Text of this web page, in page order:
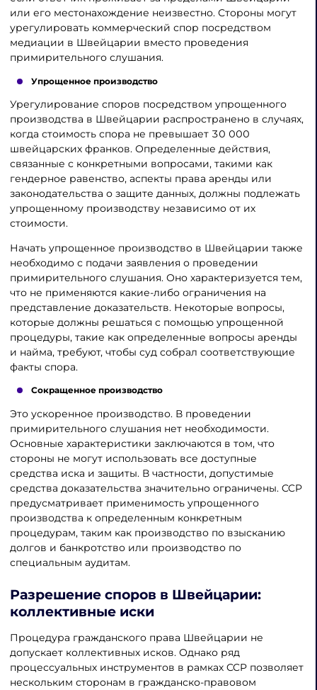
или его местонахождение неизвестно. Стороны могут
урегулировать коммерческий спор посредством
медиации в Швейцарии вместо проведения
примирительного слушания.
Упрощенное производство
Урегулирование споров посредством упрощенного
производства в Швейцарии распространено в случаях,
когда стоимость спора не превышает 30 000
швейцарских франков. Определенные действия,
связанные с конкретными вопросами, такими как
гендерное равенство, аспекты права аренды или
законодательства о защите данных, должны подлежать
упрощенному производству независимо от их
стоимости.
Начать упрощенное производство в Швейцарии также
необходимо с подачи заявления о проведении
примирительного слушания. Оно характеризуется тем,
что не применяются какие-либо ограничения на
представление доказательств. Некоторые вопросы,
которые должны решаться с помощью упрощенной
процедуры, такие как определенные вопросы аренды
и найма, требуют, чтобы суд собрал соответствующие
факты спора.
Сокращенное производство
Это ускоренное производство. В проведении
примирительного слушания нет необходимости.
Основные характеристики заключаются в том, что
стороны не могут использовать все доступные
средства иска и защиты. В частности, допустимые
средства доказательства значительно ограничены. CCP
предусматривает применимость упрощенного
производства к определенным конкретным
процедурам, таким как производство по взысканию
долгов и банкротство или производство по
специальным аудитам.
Разрешение споров в Швейцарии:
коллективные иски
Процедура гражданского права Швейцарии не
допускает коллективных исков. Однако ряд
процессуальных инструментов в рамках CCP позволяет
нескольким сторонам в гражданско-правовом